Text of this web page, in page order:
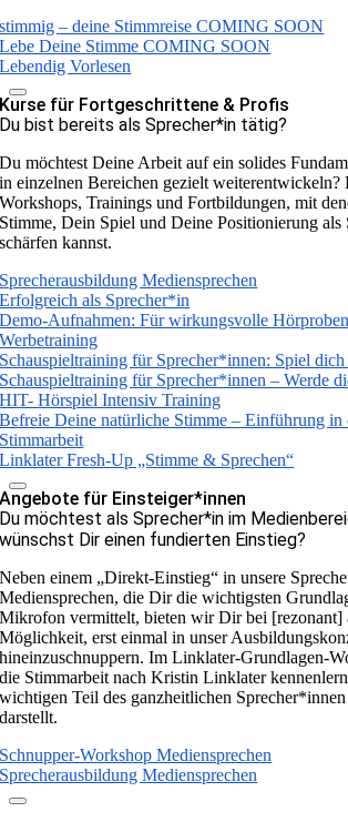
stimmig – deine Stimmreise COMING SOON
Lebe Deine Stimme COMING SOON
Lebendig Vorlesen
Kurse für Fortgeschrittene & Profis
Du bist bereits als Sprecher*in tätig?
Du möchtest Deine Arbeit auf ein solides
in einzelnen Bereichen gezielt weiterentwickeln?
Workshops, Trainings und Fortbildungen, mit
Stimme, Dein Spiel und Deine Positionierung
schärfen kannst.
Sprecherausbildung Mediensprechen
Erfolgreich als Sprecher*in
Demo-Aufnahmen: Für wirkungsvolle Hörproben
Werbetraining
Schauspieltraining für Sprecher*innen: Spiel
Schauspieltraining für Sprecher*innen – Werde
HIT- Hörspiel Intensiv Training
Befreie Deine natürliche Stimme – Einführung
Stimmarbeit
Linklater Fresh-Up „Stimme & Sprechen“
Angebote für Einsteiger*innen
Du möchtest als Sprecher*in im
wünschst Dir einen fundierten Einstieg?
Neben einem „Direkt-Einstieg“ in unsere
Mediensprechen, die Dir die wichtigsten
Mikrofon vermittelt, bieten wir Dir bei [rezonant]
Möglichkeit, erst einmal in unser
hineinzuschnuppern. Im Linklater-Grundlagen-
die Stimmarbeit nach Kristin Linklater
wichtigen Teil des ganzheitlichen
darstellt.
Schnupper-Workshop Mediensprechen
Sprecherausbildung Mediensprechen